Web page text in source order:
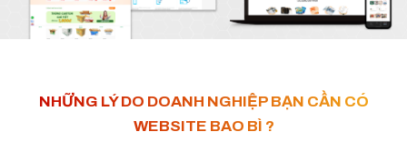
NHỮNG LÝ DO DOANH NGHIỆP BẠN CẦN CÓ
WEBSITE BAO BÌ ?